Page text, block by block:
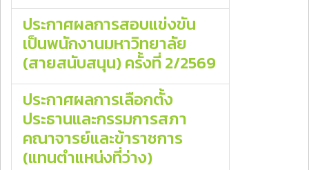
ประกาศผลการสอบแข่งขัน
เป็นพนักงานมหาวิทยาลัย
(สายสนับสนุน) ครั้งที่ 2/2569
ประกาศผลการเลือกตั้ง
ประธานและกรรมการสภา
คณาจารย์และข้าราชการ
(แทนตําแหน่งที่ว่าง)